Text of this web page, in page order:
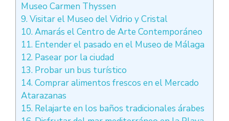
Museo Carmen Thyssen
9. Visitar el Museo del Vidrio y Cristal
10. Amarás el Centro de Arte Contemporáneo
11. Entender el pasado en el Museo de Málaga
12. Pasear por la ciudad
13. Probar un bus turístico
14. Comprar alimentos frescos en el Mercado
Atarazanas
15. Relajarte en los baños tradicionales árabes